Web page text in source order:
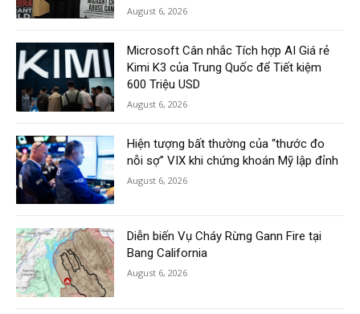
August 6, 2026
Microsoft Cân nhắc Tích hợp AI Giá rẻ
Kimi K3 của Trung Quốc để Tiết kiệm
600 Triệu USD
August 6, 2026
Hiện tượng bất thường của “thước đo
nỗi sợ” VIX khi chứng khoán Mỹ lập đỉnh
August 6, 2026
Diễn biến Vụ Cháy Rừng Gann Fire tại
Bang California
August 6, 2026